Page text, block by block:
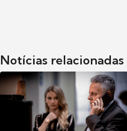
Notícias relacionadas